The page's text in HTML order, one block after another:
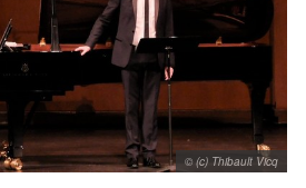
© (c) Thibault Vicq